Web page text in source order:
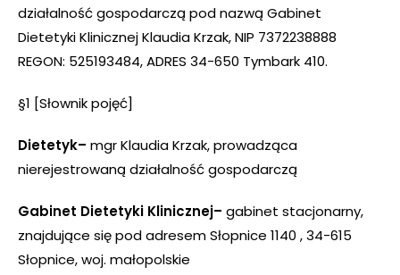
działalność gospodarczą pod nazwą Gabinet
Dietetyki Klinicznej Klaudia Krzak, NIP 7372238888
REGON: 525193484, ADRES 34-650 Tymbark 410.
§1 [Słownik pojęć]
Dietetyk– mgr Klaudia Krzak, prowadząca
nierejestrowaną działalność gospodarczą
Gabinet Dietetyki Klinicznej– gabinet stacjonarny,
znajdujące się pod adresem Słopnice 1140 , 34-615
Słopnice, woj. małopolskie